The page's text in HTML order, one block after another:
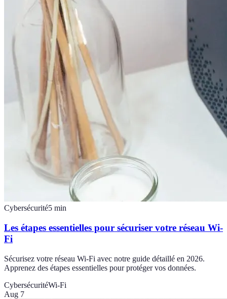
Cybersécurité5 min
Les étapes essentielles pour sécuriser votre réseau Wi-
Fi
Sécurisez votre réseau Wi-Fi avec notre guide détaillé en 2026.
Apprenez des étapes essentielles pour protéger vos données.
CybersécuritéWi-Fi
Aug 7